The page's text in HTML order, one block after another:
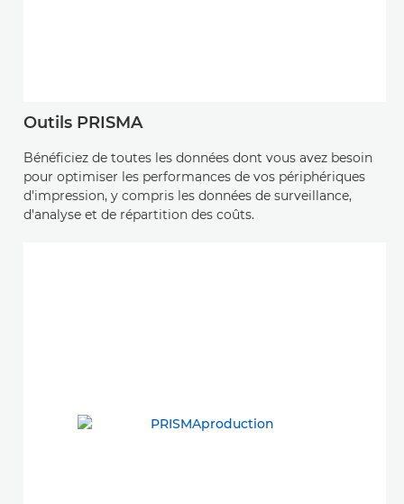
Outils PRISMA
Bénéficiez de toutes les données dont vous avez besoin
pour optimiser les performances de vos périphériques
d'impression, y compris les données de surveillance,
d'analyse et de répartition des coûts.